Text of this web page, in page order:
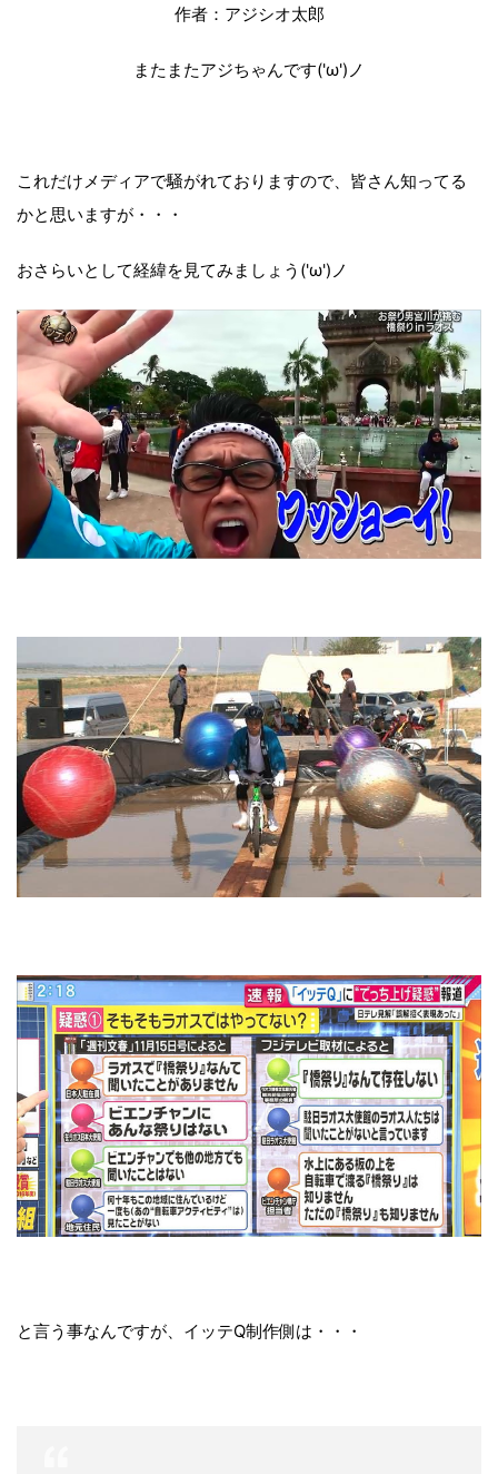
作者：アジシオ太郎
またまたアジちゃんです('ω')ノ
これだけメディアで騒がれておりますので、皆さん知ってる
かと思いますが・・・
おさらいとして経緯を見てみましょう('ω')ノ
と言う事なんですが、イッテQ制作側は・・・